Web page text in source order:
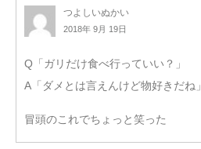
つよしいぬかい
2018年 9月 19日
Q「ガリだけ食べ行っていい？」
A「ダメとは言えんけど物好きだね」
冒頭のこれでちょっと笑った